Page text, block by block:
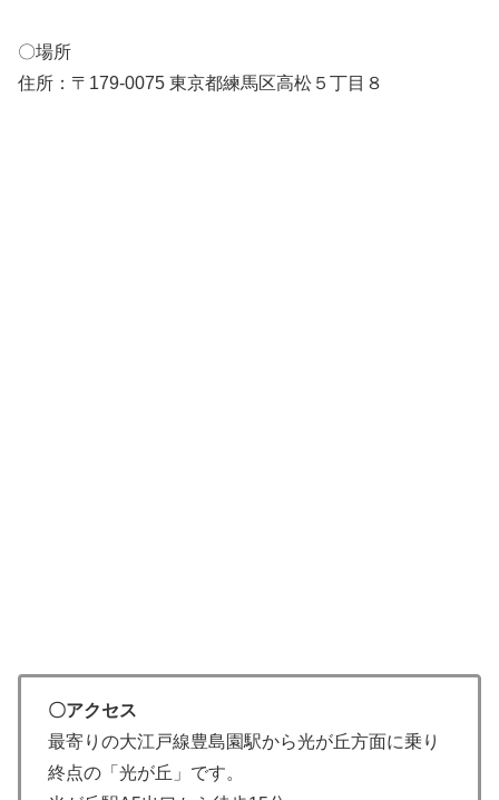
〇場所
住所：〒179-0075 東京都練馬区高松５丁目８
〇アクセス
最寄りの大江戸線豊島園駅から光が丘方面に乗り
終点の「光が丘」です。